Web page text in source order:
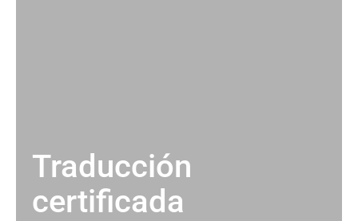
Traducción
certificada